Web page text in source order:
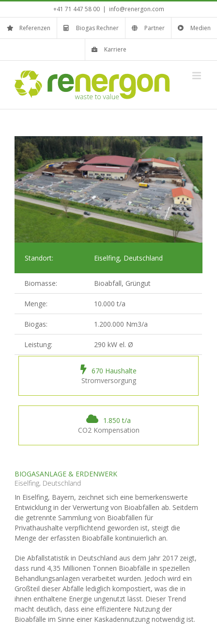
Zum
Inhalt
springen
+41 71 447 58 00 | info@renergon.com
Referenzen Biogas Rechner Partner Medien
Karriere
Standort: Eiselfing, Deutschland
Biomasse: Bioabfall, Grüngut
Menge: 10.000 t/a
Biogas: 1.200.000 Nm3/a
Leistung: 290 kW el. Ø
670 Haushalte
Stromversorgung
1.850 t/a
CO2 Kompensation
BIOGASANLAGE & ERDENWERK
Eiselfing, Deutschland
In Eiselfing, Bayern, zeichnet sich eine bemerkenswerte
Entwicklung in der Verwertung von Bioabfällen ab. Seitdem
die getrennte Sammlung von Bioabfällen für
Privathaushalte verpflichtend geworden ist, steigt die
Menge der erfassten Bioabfälle kontinuierlich an.
Die Abfallstatistik in Deutschland aus dem Jahr 2017 zeigt,
dass rund 4,35 Millionen Tonnen Bioabfälle in speziellen
Behandlungsanlagen verarbeitet wurden. Jedoch wird ein
Großteil dieser Abfälle lediglich kompostiert, was die in
ihnen enthaltene Energie ungenutzt lässt. Dieser Trend
macht deutlich, dass eine effizientere Nutzung der
Bioabfälle im Sinne einer Kaskadennutzung notwendig ist.